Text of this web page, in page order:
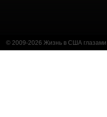
© 2009-2026 Жизнь в США глазами